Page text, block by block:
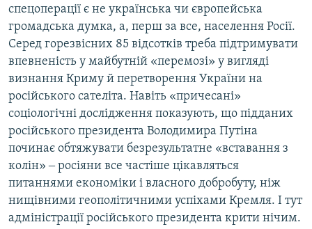
спецоперації є не українська чи європейська
громадська думка, а, перш за все, населення Росії.
Серед горезвісних 85 відсотків треба підтримувати
впевненість у майбутній «перемозі» у вигляді
визнання Криму й перетворення України на
російського сателіта. Навіть «причесані»
соціологічні дослідження показують, що підданих
російського президента Володимира Путіна
починає обтяжувати безрезультатне «вставання з
колін» ‒ росіяни все частіше цікавляться
питаннями економіки і власного добробуту, ніж
нищівними геополітичними успіхами Кремля. І тут
адміністрації російського президента крити нічим.